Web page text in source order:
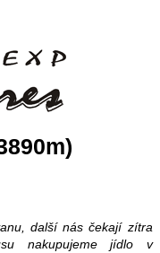
další nás čekají zítra
nakupujeme jídlo v